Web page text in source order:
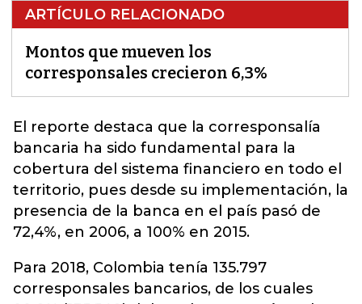
ARTÍCULO RELACIONADO
Montos que mueven los
corresponsales crecieron 6,3%
El reporte destaca que la corresponsalía
bancaria ha sido fundamental para la
cobertura del sistema financiero en todo el
territorio, pues desde su implementación, la
presencia de la banca en el país pasó de
72,4%, en 2006, a 100% en 2015.
Para 2018, Colombia tenía 135.797
corresponsales bancarios, de los cuales